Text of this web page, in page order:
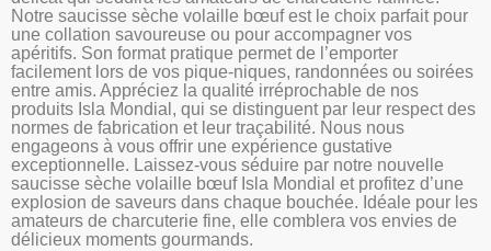
Notre saucisse sèche volaille bœuf est le choix parfait pour
une collation savoureuse ou pour accompagner vos
apéritifs. Son format pratique permet de l’emporter
facilement lors de vos pique-niques, randonnées ou soirées
entre amis. Appréciez la qualité irréprochable de nos
produits Isla Mondial, qui se distinguent par leur respect des
normes de fabrication et leur traçabilité. Nous nous
engageons à vous offrir une expérience gustative
exceptionnelle. Laissez-vous séduire par notre nouvelle
saucisse sèche volaille bœuf Isla Mondial et profitez d’une
explosion de saveurs dans chaque bouchée. Idéale pour les
amateurs de charcuterie fine, elle comblera vos envies de
délicieux moments gourmands.